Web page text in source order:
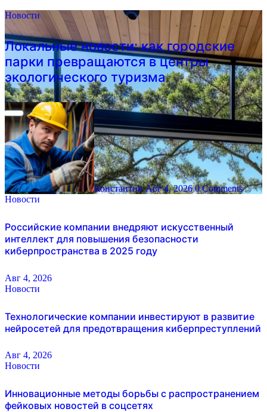
Новости
Локальные новости: как городские
парки превращаются в центры
экологического туризма
КонстантинАвг 4, 2026 0 Comments
Новости
Российские компании внедряют искусственный
интеллект для повышения безопасности
киберпространства в 2025 году
Авг 4, 2026
Новости
Технологические компании инвестируют в развитие
нейросетей для предотвращения киберпреступлений
Авг 4, 2026
Новости
Инновационные методы борьбы с распространением
фейковых новостей в соцсетях